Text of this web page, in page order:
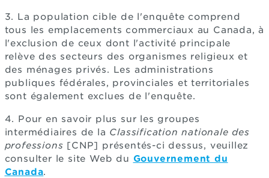
3. La population cible de l'enquête comprend
tous les emplacements commerciaux au Canada, à
l'exclusion de ceux dont l'activité principale
relève des secteurs des organismes religieux et
des ménages privés. Les administrations
publiques fédérales, provinciales et territoriales
sont également exclues de l'enquête.
4. Pour en savoir plus sur les groupes
intermédiaires de la Classification nationale des
professions [CNP] présentés-ci dessus, veuillez
consulter le site Web du Gouvernement du
Canada.